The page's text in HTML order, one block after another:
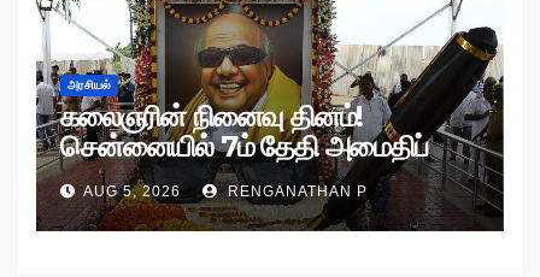
அரசியல்
கலைஞரின் நினைவு தினம்!
சென்னையில் 7ம் தேதி அமைதிப்
பேரணி!
AUG 5, 2026 RENGANATHAN P